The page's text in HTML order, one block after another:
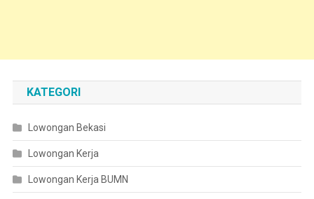
KATEGORI
Lowongan Bekasi
Lowongan Kerja
Lowongan Kerja BUMN